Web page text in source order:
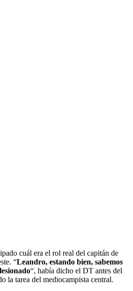
cuál era el rol real del capitán de
“Leandro, estando bien, sabemos
“, había dicho el DT antes del
la tarea del mediocampista central.